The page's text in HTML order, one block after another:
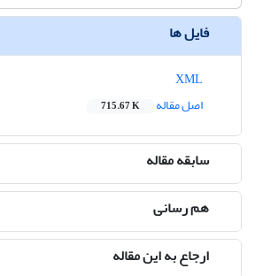
فایل ها
اصل مقاله
715.67 K
سابقه مقاله
هم رسانی
ارجاع به این مقاله